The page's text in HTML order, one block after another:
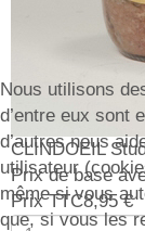
CLINDOEIL
Prix de base
Prix TTC8,95 €
Nous utilisons
d’entre eux sont
d’autres nous
utilisateur
même si vous
que, si vous les